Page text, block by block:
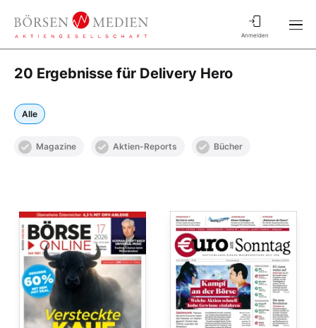
Anmelden
20 Ergebnisse für Delivery Hero
Alle
Magazine Aktien-Reports Bücher